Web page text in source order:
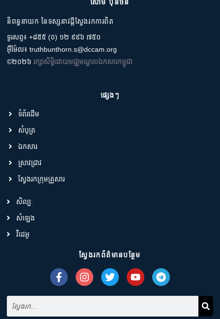
សោម ប៊ុនថន
និពន្ធនាយក នៃទស្សនាវដ្តីស្វែងរកការពិត
ទូរសព្ទ៖ +៨៥៥ (០) ១២ ៩៩៦ ៧៥០
អ៊ីម៉ែល៖ truthbunthorn.s@dccam.org
©២០២៦ រក្សាសិទ្ធិដោយមជ្ឈមណ្ឌលឯកសារកម្ពុជា
ផ្សេងៗ
ទំព័រដើម
សំបុត្រ
ឯកសារ
ស្រាវជ្រាវ
ស្វែងរកក្រុមគ្រួសារ
សិល្បៈ
សំឡេង
វីដេអូ
ស្វែងរកព័ត៌មានបន្ថែម